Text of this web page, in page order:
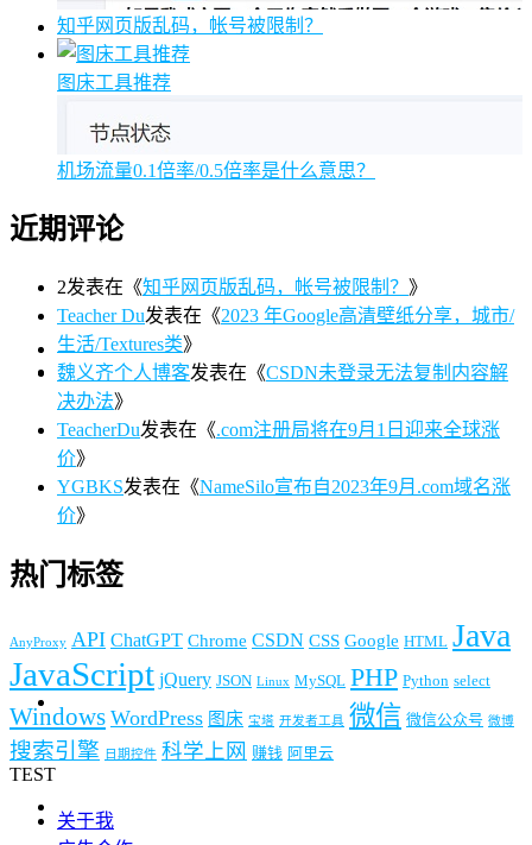
知乎网页版乱码，帐号被限制？
图床工具推荐
机场流量0.1倍率/0.5倍率是什么意思？
近期评论
2发表在《知乎网页版乱码，帐号被限制？ 》
Teacher Du发表在《2023 年Google高清壁纸分享，城市/
生活/Textures类》
魏义齐个人博客发表在《CSDN未登录无法复制内容解
决办法》
TeacherDu发表在《.com注册局将在9月1日迎来全球涨
价》
YGBKS发表在《NameSilo宣布自2023年9月.com域名涨
价》
热门标签
AnyProxy API ChatGPT Chrome CSDN CSS Google HTML Java
JavaScript jQuery JSON Linux MySQL PHP Python select
Windows WordPress 图床 宝塔 开发者工具 微信 微信公众号 微博
搜索引擎 日期控件 科学上网 赚钱 阿里云
TEST
关于我